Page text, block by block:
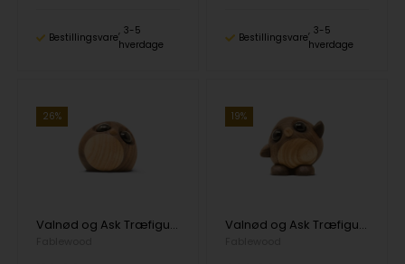
Bestillingsvare
3-5
hverdage
Bestillingsvare
3-5
hverdage
26%
Valnød og Ask Træfigur Pick-Me-Up's fra Fablewood
19%
Valnød og Ask Træfigur Pick-Me-Up's fra Fablewood